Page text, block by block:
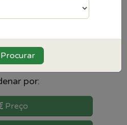
para
de gaia
por:
Preço
Procurar